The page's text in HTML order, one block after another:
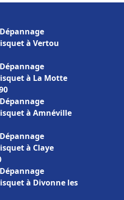
à Vertou
à La Motte
à Amnéville
à Claye
à Divonne les